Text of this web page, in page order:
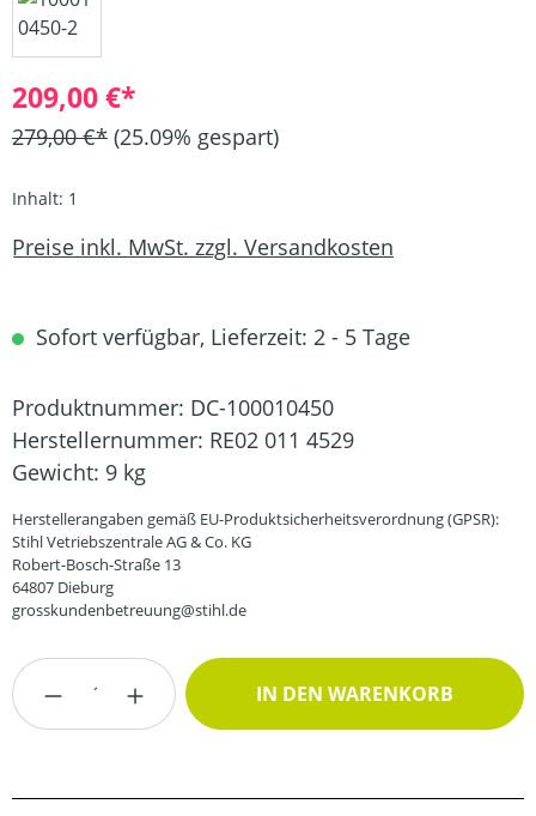
209,00 €*
279,00 €* (25.09% gespart)
Inhalt: 1
Preise inkl. MwSt. zzgl. Versandkosten
Sofort verfügbar, Lieferzeit: 2 - 5 Tage
Produktnummer: DC-100010450
Herstellernummer: RE02 011 4529
Gewicht: 9 kg
Herstellerangaben gemäß EU-Produktsicherheitsverordnung (GPSR):
Stihl Vetriebszentrale AG & Co. KG
Robert-Bosch-Straße 13
64807 Dieburg
grosskundenbetreuung@stihl.de
Produkt Anzahl: Gib den gewünschten
IN DEN WARENKORB